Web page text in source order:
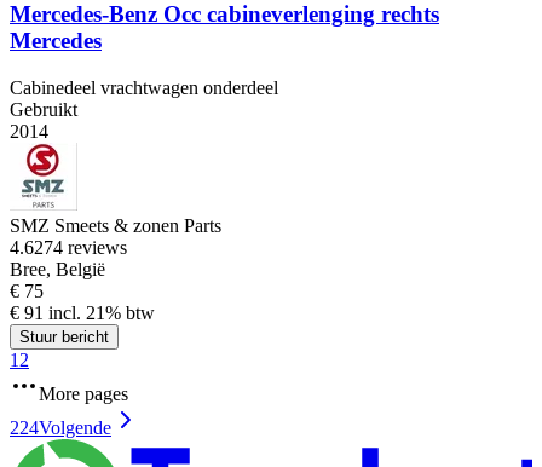
Mercedes-Benz Occ cabineverlenging rechts
Mercedes
Cabinedeel vrachtwagen onderdeel
Gebruikt
2014
SMZ Smeets & zonen Parts
4.6274 reviews
Bree, België
€ 75
€ 91 incl. 21% btw
Stuur bericht
1 2
More pages
224Volgende